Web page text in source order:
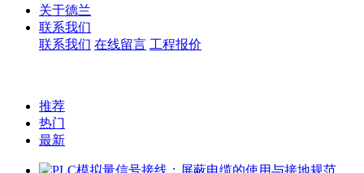
关于德兰
联系我们
联系我们 在线留言 工程报价
推荐
热门
最新